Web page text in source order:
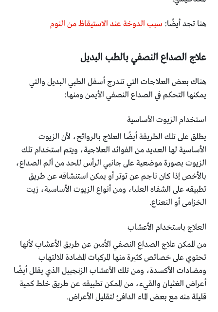
هنا تجد أيضًا: سبب الدوخة عند الاستيقاظ من النوم
علاج الصداع النصفي بالطب البديل
هناك بعض العلاجات التي تندرج أسفل الطبي البديل والتي
يمكنها التحكم في الصداع النصفي الأيمن ومنها:
استخدام الزيوت الأساسية
يطلق على تلك الطريقة أيضًا العلاج بالروائح، لأن الزيوت
الأساسية لها العديد من الفوائد العلاجية، ويتم استخدام تلك
الزيوت بصورة موضعية على جانبي الرأس للحد من ألم الصداع،
بالأخص إذا كان ناجم عن توتر أو يمكن استنشاقه عن طريق
تطبيقه على الشفاه العليا، ومن أنواع الزيوت الأساسية، زيت
الخزامى أو النعناع.
العلاج باستخدام الأعشاب
من الممكن علاج الصداع النصفي الأمين عن طريق الأعشاب لأنها
تحتوي على خصائص كثيرة منها المركبات المضادة للالتهاب
ومضادات الأكسدة، ومن تلك الأعشاب الزنجبيل الذي يقلل أيضًا
أعراض الغثيان والقيء، من الممكن تطبيقه عن طريق خلط كمية
قليلة منه مع بعض الماء الدافئ لتقليل الأعراض.